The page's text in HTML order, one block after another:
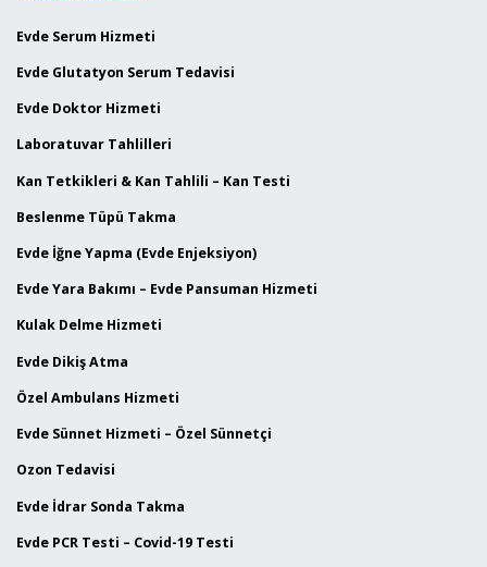
Evde Serum Hizmeti
Evde Glutatyon Serum Tedavisi
Evde Doktor Hizmeti
Laboratuvar Tahlilleri
Kan Tetkikleri & Kan Tahlili – Kan Testi
Beslenme Tüpü Takma
Evde İğne Yapma (Evde Enjeksiyon)
Evde Yara Bakımı – Evde Pansuman Hizmeti
Kulak Delme Hizmeti
Evde Dikiş Atma
Özel Ambulans Hizmeti
Evde Sünnet Hizmeti – Özel Sünnetçi
Ozon Tedavisi
Evde İdrar Sonda Takma
Evde PCR Testi – Covid-19 Testi